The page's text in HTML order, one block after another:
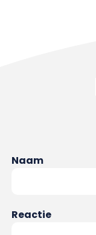
Naam
Reactie